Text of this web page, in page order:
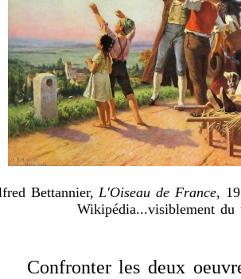
Bettannier,L'Oiseau de France,
Wikipédia...visiblement du
les deux